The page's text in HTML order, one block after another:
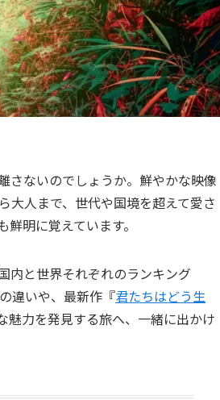
さないのでしょうか。鮮やかな映像
大人まで、世代や国境を超えて愛さ
明に覚えています。
内と世界それぞれのランキング
違いや、最新作『君たちはどう生
魅力を発見する旅へ、一緒に出かけ